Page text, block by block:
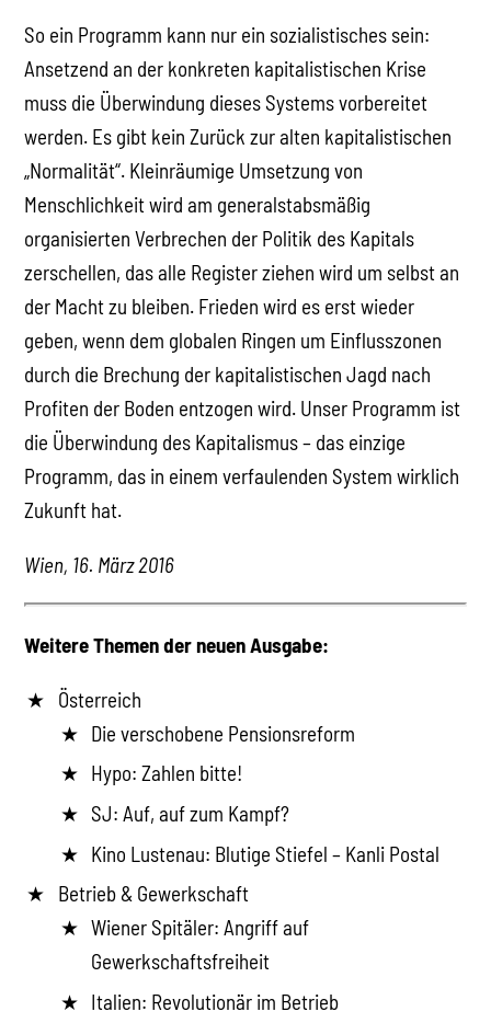
So ein Programm kann nur ein sozialistisches sein:
Ansetzend an der konkreten kapitalistischen Krise
muss die Überwindung dieses Systems vorbereitet
werden. Es gibt kein Zurück zur alten kapitalistischen
„Normalität“. Kleinräumige Umsetzung von
Menschlichkeit wird am generalstabsmäßig
organisierten Verbrechen der Politik des Kapitals
zerschellen, das alle Register ziehen wird um selbst an
der Macht zu bleiben. Frieden wird es erst wieder
geben, wenn dem globalen Ringen um Einflusszonen
durch die Brechung der kapitalistischen Jagd nach
Profiten der Boden entzogen wird. Unser Programm ist
die Überwindung des Kapitalismus – das einzige
Programm, das in einem verfaulenden System wirklich
Zukunft hat.
Wien, 16. März 2016
Weitere Themen der neuen Ausgabe:
Österreich
Die verschobene Pensionsreform
Hypo: Zahlen bitte!
SJ: Auf, auf zum Kampf?
Kino Lustenau: Blutige Stiefel – Kanli Postal
Betrieb & Gewerkschaft
Wiener Spitäler: Angriff auf
Gewerkschaftsfreiheit
Italien: Revolutionär im Betrieb